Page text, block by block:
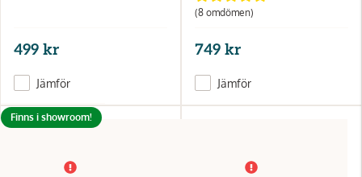
499 kr
Jämför
(8 omdömen)
749 kr
Jämför
Finns i showroom!